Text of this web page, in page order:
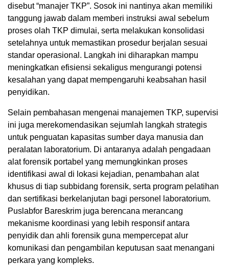
disebut “manajer TKP”. Sosok ini nantinya akan memiliki
tanggung jawab dalam memberi instruksi awal sebelum
proses olah TKP dimulai, serta melakukan konsolidasi
setelahnya untuk memastikan prosedur berjalan sesuai
standar operasional. Langkah ini diharapkan mampu
meningkatkan efisiensi sekaligus mengurangi potensi
kesalahan yang dapat mempengaruhi keabsahan hasil
penyidikan.
Selain pembahasan mengenai manajemen TKP, supervisi
ini juga merekomendasikan sejumlah langkah strategis
untuk penguatan kapasitas sumber daya manusia dan
peralatan laboratorium. Di antaranya adalah pengadaan
alat forensik portabel yang memungkinkan proses
identifikasi awal di lokasi kejadian, penambahan alat
khusus di tiap subbidang forensik, serta program pelatihan
dan sertifikasi berkelanjutan bagi personel laboratorium.
Puslabfor Bareskrim juga berencana merancang
mekanisme koordinasi yang lebih responsif antara
penyidik dan ahli forensik guna mempercepat alur
komunikasi dan pengambilan keputusan saat menangani
perkara yang kompleks.